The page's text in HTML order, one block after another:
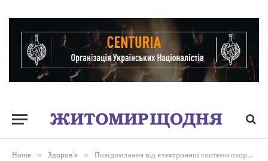
Home » Здоров'я » Повідомлення від електронної системи охорони здоров’я (ЕСОЗ) відтепер надходять не лише через СМС, а й у Viber!